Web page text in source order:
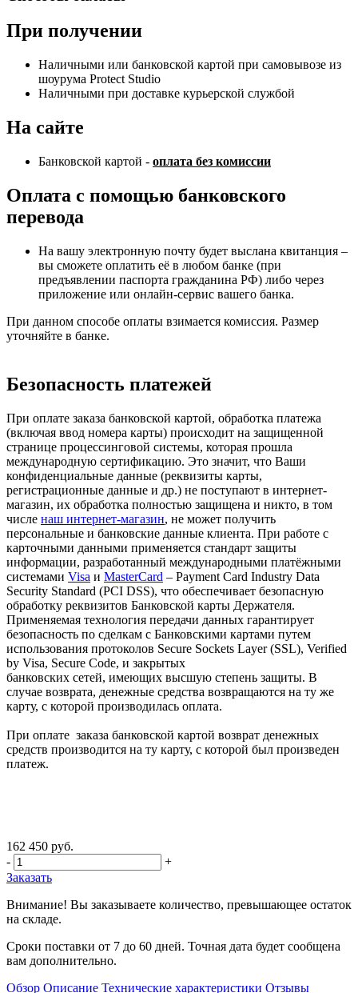
При получении
Наличными или банковской картой при самовывозе из
шоурума Protect Studio
Наличными при доставке курьерской службой
На сайте
Банковской картой - оплата без комиссии
Оплата с помощью банковского
перевода
На вашу электронную почту будет выслана квитанция –
вы сможете оплатить её в любом банке (при
предъявлении паспорта гражданина РФ) либо через
приложение или онлайн-сервис вашего банка.
При данном способе оплаты взимается комиссия. Размер
уточняйте в банке.
Безопасность платежей
При оплате заказа банковской картой, обработка платежа
(включая ввод номера карты) происходит на защищенной
странице процессинговой системы, которая прошла
международную сертификацию. Это значит, что Ваши
конфиденциальные данные (реквизиты карты,
регистрационные данные и др.) не поступают в интернет-
магазин, их обработка полностью защищена и никто, в том
числе наш интернет-магазин, не может получить
персональные и банковские данные клиента. При работе с
карточными данными применяется стандарт защиты
информации, разработанный международными платёжными
системами Visa и MasterCard – Payment Card Industry Data
Security Standard (PCI DSS), что обеспечивает безопасную
обработку реквизитов Банковской карты Держателя.
Применяемая технология передачи данных гарантирует
безопасность по сделкам с Банковскими картами путем
использования протоколов Secure Sockets Layer (SSL), Verified
by Visa, Secure Code, и закрытых
банковских сетей, имеющих высшую степень защиты. В
случае возврата, денежные средства возвращаются на ту же
карту, с которой производилась оплата.
При оплате заказа банковской картой возврат денежных
средств производится на ту карту, с которой был произведен
платеж.
162 450 руб.
-
+
Заказать
Внимание! Вы заказываете количество, превышающее остаток
на складе.
Сроки поставки от 7 до 60 дней. Точная дата будет сообщена
вам дополнительно.
Обзор Описание Технические характеристики Отзывы